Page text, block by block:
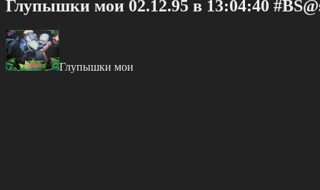
Глупышки мои 02.12.95 в 13:04:40
Глупышки мои